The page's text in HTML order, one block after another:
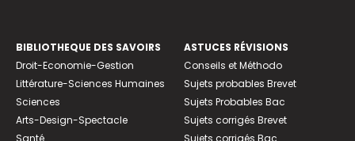
BIBLIOTHEQUE DES SAVOIRS
Droit-Economie-Gestion
Littérature-Sciences Humaines
Sciences
Arts-Design-Spectacle
Santé
ASTUCES RÉVISIONS
Conseils et Méthodo
Sujets probables Brevet
Sujets Probables Bac
Sujets corrigés Brevet
Sujets corrigés Bac